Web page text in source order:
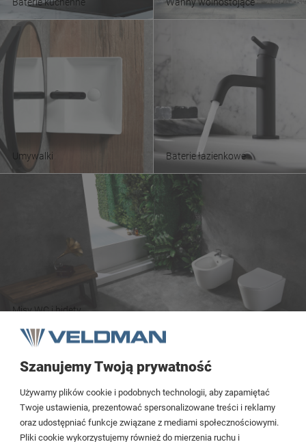
Misy WC i bidety
Umywalki Baterie łazienkowe
Cieślewskich 54
03-017 Warszawa
Szanujemy Twoją prywatność
Używamy plików cookie i podobnych technologii, aby zapamiętać
Twoje ustawienia, prezentować spersonalizowane treści i reklamy
oraz udostępniać funkcje związane z mediami społecznościowymi.
Pliki cookie wykorzystujemy również do mierzenia ruchu i